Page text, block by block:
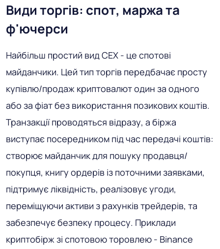
Види торгів: спот, маржа та
ф'ючерси
Найбільш простий вид CEX - це спотові
майданчики. Цей тип торгів передбачає просту
купівлю/продаж криптовалют один за одного
або за фіат без використання позикових коштів.
Транзакції проводяться відразу, а біржа
виступає посередником під час передачі коштів:
створює майданчик для пошуку продавця/
покупця, книгу ордерів із поточними заявками,
підтримує ліквідність, реалізовує угоди,
переміщуючи активи з рахунків трейдерів, та
забезпечує безпеку процесу. Приклади
криптобірж зі спотовою торовлею - Binance